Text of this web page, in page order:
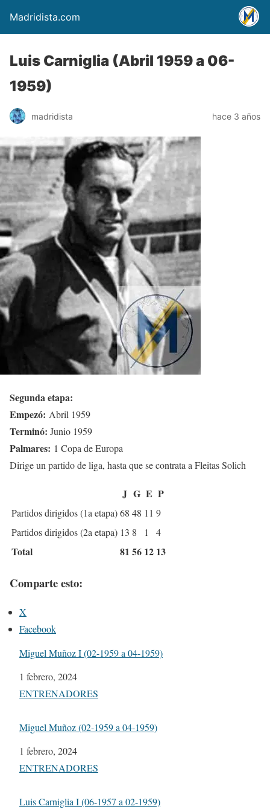
Madridista.com
Luis Carniglia (Abril 1959 a 06-
1959)
madridista hace 3 años
Segunda etapa:
Empezó: Abril 1959
Terminó: Junio 1959
Palmares: 1 Copa de Europa
Dirige un partido de liga, hasta que se contrata a Fleitas Solich
J G E P
Partidos dirigidos (1a etapa)68 48 11 9
Partidos dirigidos (2a etapa) 13 8 1 4
Total 81 56 12 13
Comparte esto:
X
Facebook
Miguel Muñoz I (02-1959 a 04-1959)
Fecha
1 febrero, 2024
Respecto a
ENTRENADORES
Miguel Muñoz (02-1959 a 04-1959)
Fecha
1 febrero, 2024
Respecto a
ENTRENADORES
Luis Carniglia I (06-1957 a 02-1959)